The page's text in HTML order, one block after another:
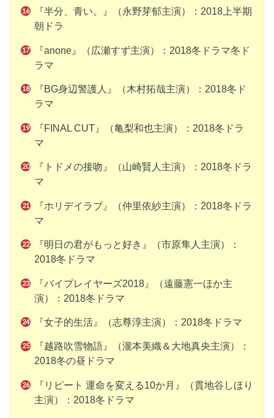
『半分、青い。』（永野芽郁主演）：2018上半期
朝ドラ
『anone』（広瀬すず主演）：2018冬ドラマ冬ド
ラマ
『BG身辺警護人』（木村拓哉主演）：2018冬ド
ラマ
『FINAL CUT』（亀梨和也主演）：2018冬ドラ
マ
『トドメの接吻』（山崎賢人主演）：2018冬ドラ
マ
『ホリデイラブ』（仲里依紗主演）：2018冬ドラ
マ
『明日の君がもっと好き』（市原隼人主演）：
2018冬ドラマ
『バイプレイヤーズ2018』（遠藤憲一ほか主
演）：2018冬ドラマ
『女子的生活』（志尊淳主演）：2018冬ドラマ
『越路吹雪物語』（瀧本美織＆大地真央主演）：
2018冬の昼ドラマ
『リピート 運命を変える10か月』（貫地谷しほり
主演）：2018冬ドラマ